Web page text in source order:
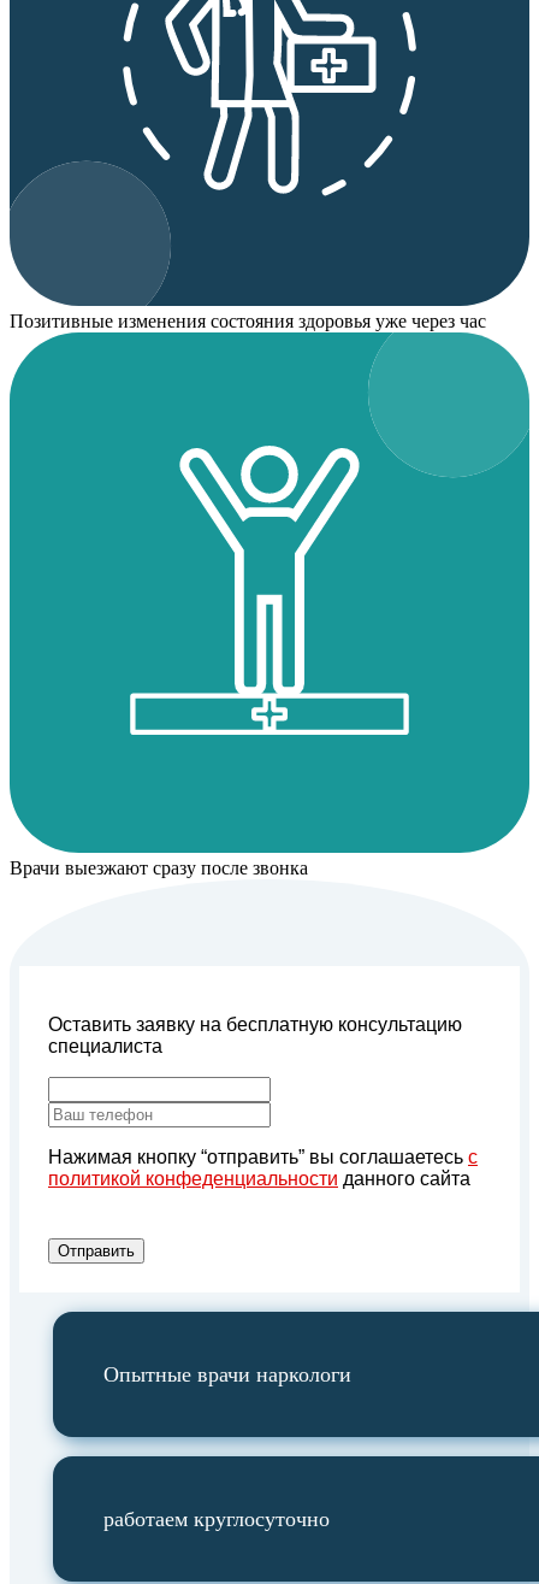
Позитивные изменения состояния здоровья уже через час
Врачи выезжают сразу после звонка
Оставить заявку на бесплатную консультацию
специалиста
Нажимая кнопку “отправить” вы соглашаетесь с
политикой конфеденциальности данного сайта
Отправить
Опытные врачи наркологи
работаем круглосуточно